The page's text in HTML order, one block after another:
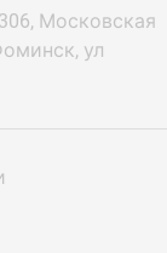
Московская
ул